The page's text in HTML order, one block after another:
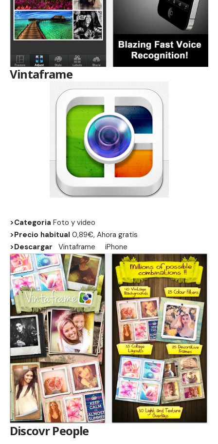
Vintaframe
>Categoria Foto y video
>Precio habitual 0,89€, Ahora gratis
>Descargar
Vintaframe iPhone
Discovr People